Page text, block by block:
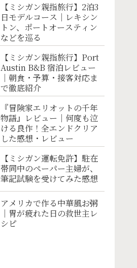
【ミシガン親指旅行】2泊3
日モデルコース｜レキシン
トン、ポートオースティン
などを巡る
【ミシガン親指旅行】Port
Austin B&B 宿泊レビュー
｜朝食・予算・接客対応ま
で徹底紹介
『冒険家エリオットの千年
物語』レビュー｜何度も泣
ける良作！全エンドクリア
した感想・レビュー
【ミシガン運転免許】駐在
帯同中のペーパー主婦が、
筆記試験を受けてみた感想
アメリカで作る中華風お粥
｜胃が疲れた日の救世主レ
シピ